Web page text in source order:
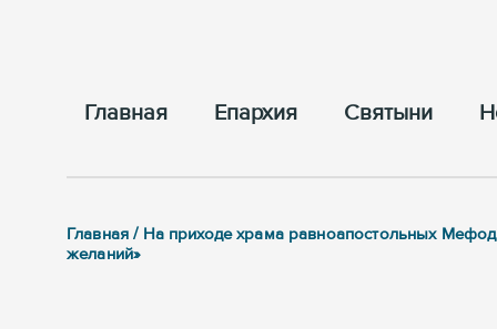
Главная Епархия Cвятыни
Главная / На приходе храма равноапостольных
желаний»